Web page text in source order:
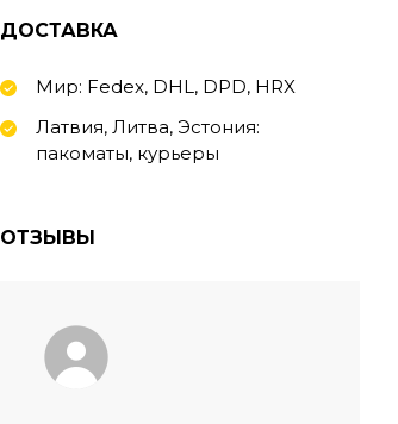
ДОСТАВКА
Мир: Fedex, DHL, DPD, HRX
Латвия, Литва, Эстония:
пакоматы, курьеры
ОТЗЫВЫ